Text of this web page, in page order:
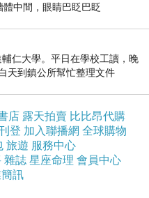
斯】ErgoFlip™
文會完整介紹，從產
資訊，當然也會開箱
及主體細節如何，最
個評測分享，讓有興
中間，眼睛巴眨巴眨
仁大學。平日在學校工讀，晚
天到鎮公所幫忙整理文件
店 露天拍賣 比比昂代購
登 加入聯播網 全球購物
旅遊 服務中心
雜誌 星座命理 會員中心
訊